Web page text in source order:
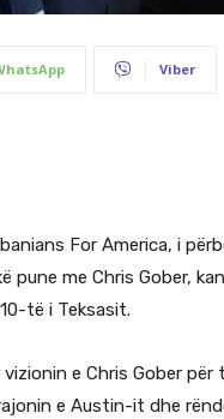
Viber
For America, i
pune me Chris Gober,
të i Teksasit.
e Chris Gober
e Austin-it dhe